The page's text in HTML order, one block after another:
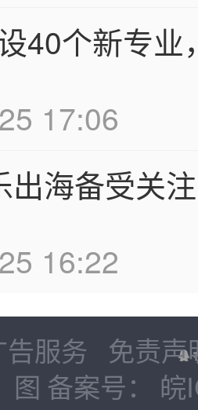
40个新专
17:06
出海备受关
16:22
告服务 免责声
图 备案号：
皖